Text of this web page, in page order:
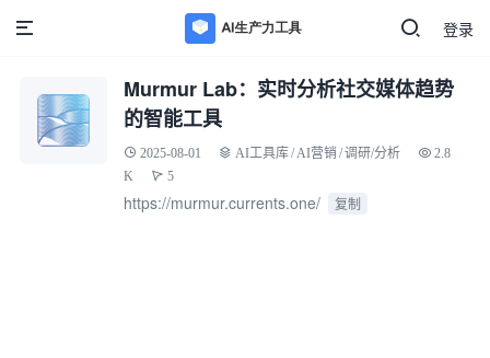
登录
Murmur Lab：实时分析社交媒体趋势
的智能工具
2025-08-01 AI工具库/ AI营销/调研/分析
2.8
K
5
https://murmur.currents.one/ 复制